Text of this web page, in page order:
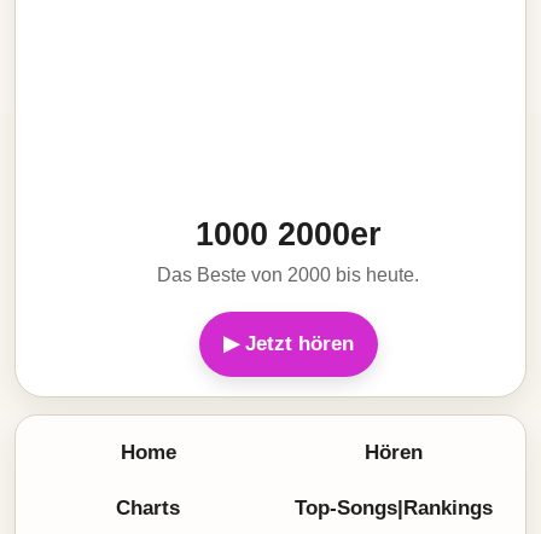
1000 2000er
Das Beste von 2000 bis heute.
▶ Jetzt hören
Home Hören
Charts Top-Songs|Rankings